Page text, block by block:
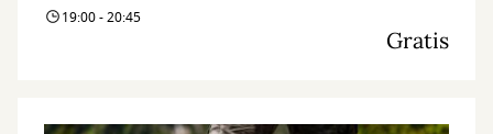
19:00 - 20:45
Gratis